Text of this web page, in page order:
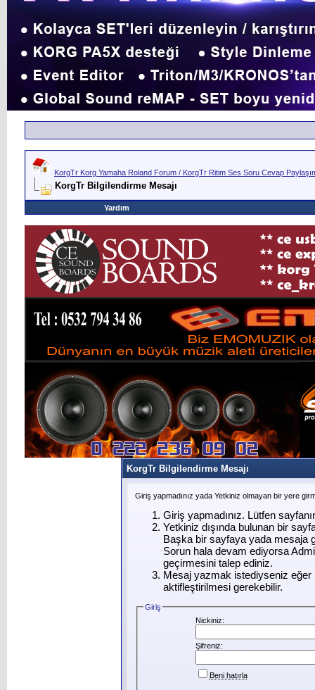
KorgTr Korg Yamaha Roland Forum / KorgTr Ritim Ses Soru Cevap
KorgTr Bilgilendirme Mesajı
Yardım
KorgTr Bilgilendirme Mesajı
Giriş yapmadınız yada Yetkiniz olmayan bir yere
Giriş yapmadınız. Lütfen
Yetkiniz dışında bulunan bir
Başka bir sayfaya yada mesaja
Sorun hala devam ediyorsa
geçirmesini talep ediniz.
Mesaj yazmak istediyseniz eğer
aktifleştirilmesi gerekebilir.
Giriş
Nickiniz:
Şifreniz:
Beni hatırla